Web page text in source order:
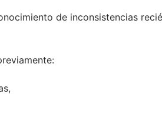
de inconsistencias